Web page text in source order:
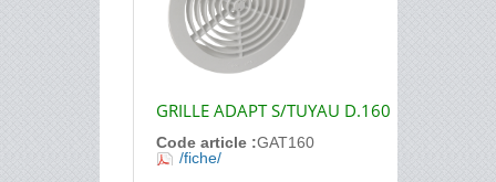
GRILLE ADAPT S/TUYAU D.160
Code article :GAT160
/fiche/